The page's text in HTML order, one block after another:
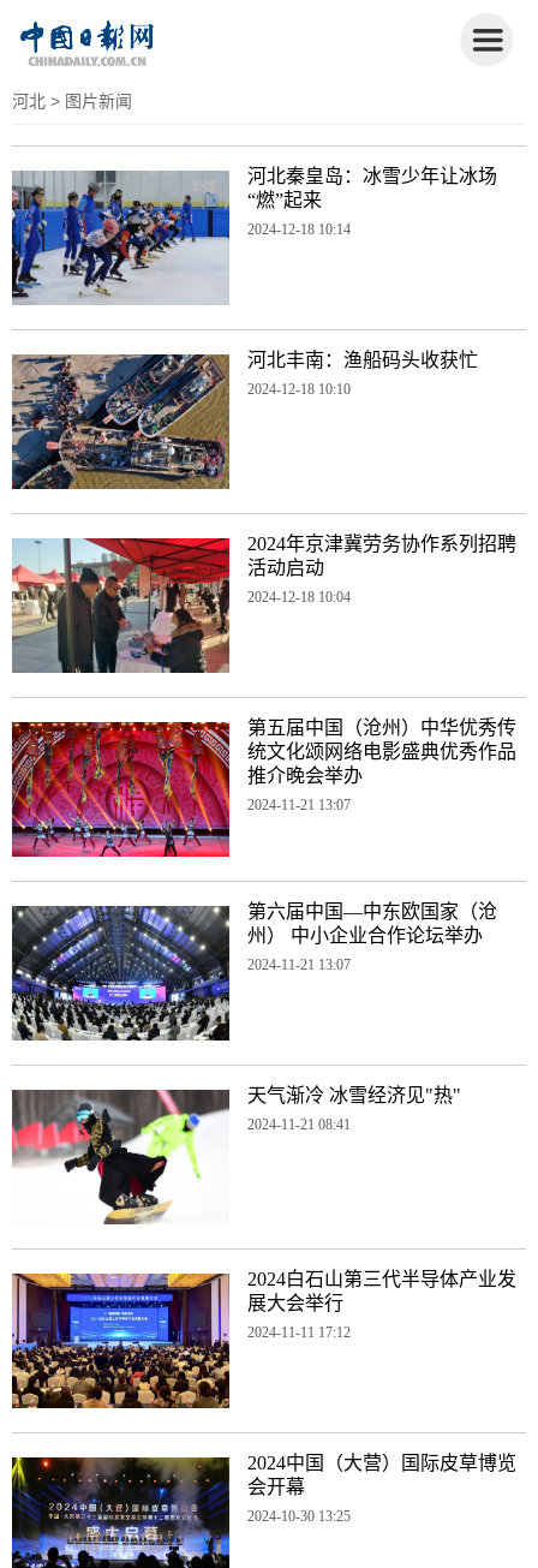
河北 > 图片新闻
河北秦皇岛：冰雪少年让冰场
“燃”起来
2024-12-18 10:14
河北丰南：渔船码头收获忙
2024-12-18 10:10
2024年京津冀劳务协作系列招聘
活动启动
2024-12-18 10:04
第五届中国（沧州）中华优秀传
统文化颂网络电影盛典优秀作品
推介晚会举办
2024-11-21 13:07
第六届中国—中东欧国家（沧
州） 中小企业合作论坛举办
2024-11-21 13:07
天气渐冷 冰雪经济见"热"
2024-11-21 08:41
2024白石山第三代半导体产业发
展大会举行
2024-11-11 17:12
2024中国（大营）国际皮草博览
会开幕
2024-10-30 13:25